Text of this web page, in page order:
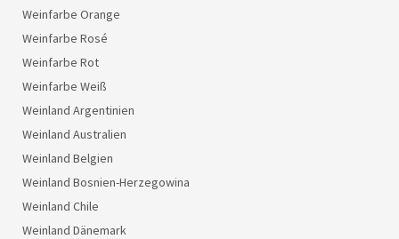
Weinfarbe Orange
Weinfarbe Rosé
Weinfarbe Rot
Weinfarbe Weiß
Weinland Argentinien
Weinland Australien
Weinland Belgien
Weinland Bosnien-Herzegowina
Weinland Chile
Weinland Dänemark